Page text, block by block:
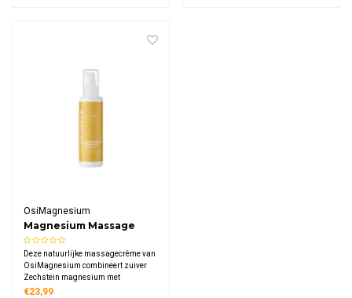
OsiMagnesium
Magnesium Massage
Cream
Deze natuurlijke massagecrème van
OsiMagnesium combineert zuiver
Zechstein magnesium met
verzorgende oliën voor een
€23,99